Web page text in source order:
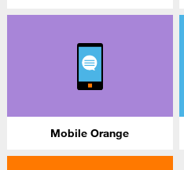
Mobile Orange